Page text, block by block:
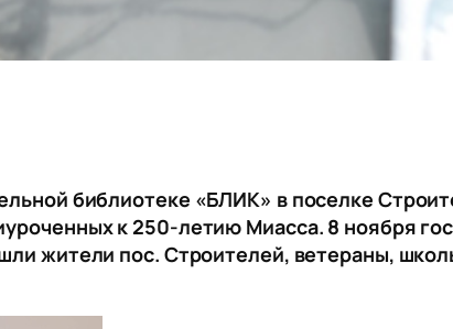
библиотеке «БЛИК» в поселке
к 250-летию Миасса. 8 ноября
жители пос. Строителей, ветераны,